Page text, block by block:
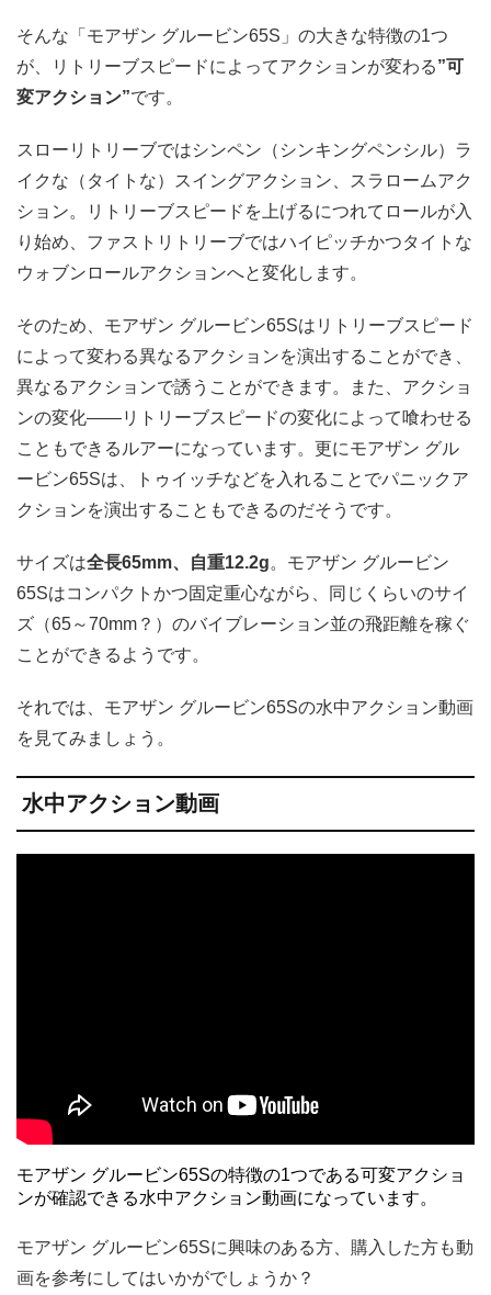
そんな「モアザン グルービン65S」の大きな特徴の1つ
が、リトリーブスピードによってアクションが変わる”可
変アクション”です。
スローリトリーブではシンペン（シンキングペンシル）ラ
イクな（タイトな）スイングアクション、スラロームアク
ション。リトリーブスピードを上げるにつれてロールが入
り始め、ファストリトリーブではハイピッチかつタイトな
ウォブンロールアクションへと変化します。
そのため、モアザン グルービン65Sはリトリーブスピード
によって変わる異なるアクションを演出することができ、
異なるアクションで誘うことができます。また、アクショ
ンの変化――リトリーブスピードの変化によって喰わせる
こともできるルアーになっています。更にモアザン グル
ービン65Sは、トゥイッチなどを入れることでパニックア
クションを演出することもできるのだそうです。
サイズは全長65mm、自重12.2g。モアザン グルービン
65Sはコンパクトかつ固定重心ながら、同じくらいのサイ
ズ（65～70mm？）のバイブレーション並の飛距離を稼ぐ
ことができるようです。
それでは、モアザン グルービン65Sの水中アクション動画
を見てみましょう。
水中アクション動画
モアザン グルービン65Sの特徴の1つである可変アクショ
ンが確認できる水中アクション動画になっています。
モアザン グルービン65Sに興味のある方、購入した方も動
画を参考にしてはいかがでしょうか？